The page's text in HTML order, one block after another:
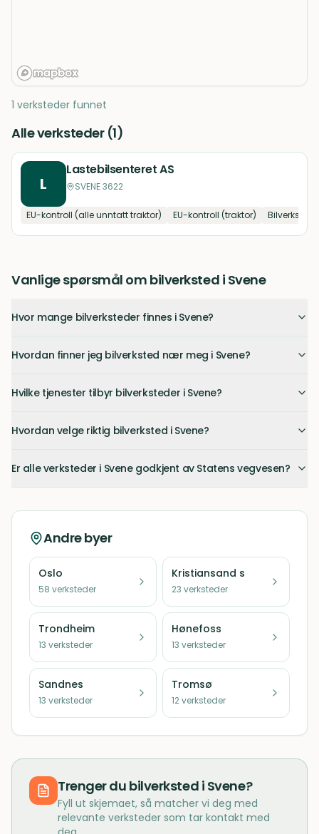
1 verksteder funnet
Alle verksteder (1)
L
Lastebilsenteret AS
SVENE 3622
EU-kontroll (alle unntatt traktor) EU-kontroll (traktor) Bilverksted
Vanlige spørsmål om bilverksted i Svene
Hvor mange bilverksteder finnes i Svene?
Hvordan finner jeg bilverksted nær meg i Svene?
Hvilke tjenester tilbyr bilverksteder i Svene?
Hvordan velge riktig bilverksted i Svene?
Er alle verksteder i Svene godkjent av Statens vegvesen?
Andre byer
Oslo
58 verksteder
Kristiansand s
23 verksteder
Trondheim
13 verksteder
Hønefoss
13 verksteder
Sandnes
13 verksteder
Tromsø
12verksteder
Trenger du bilverksted i Svene?
Fyll ut skjemaet, så matcher vi deg med
relevante verksteder som tar kontakt med